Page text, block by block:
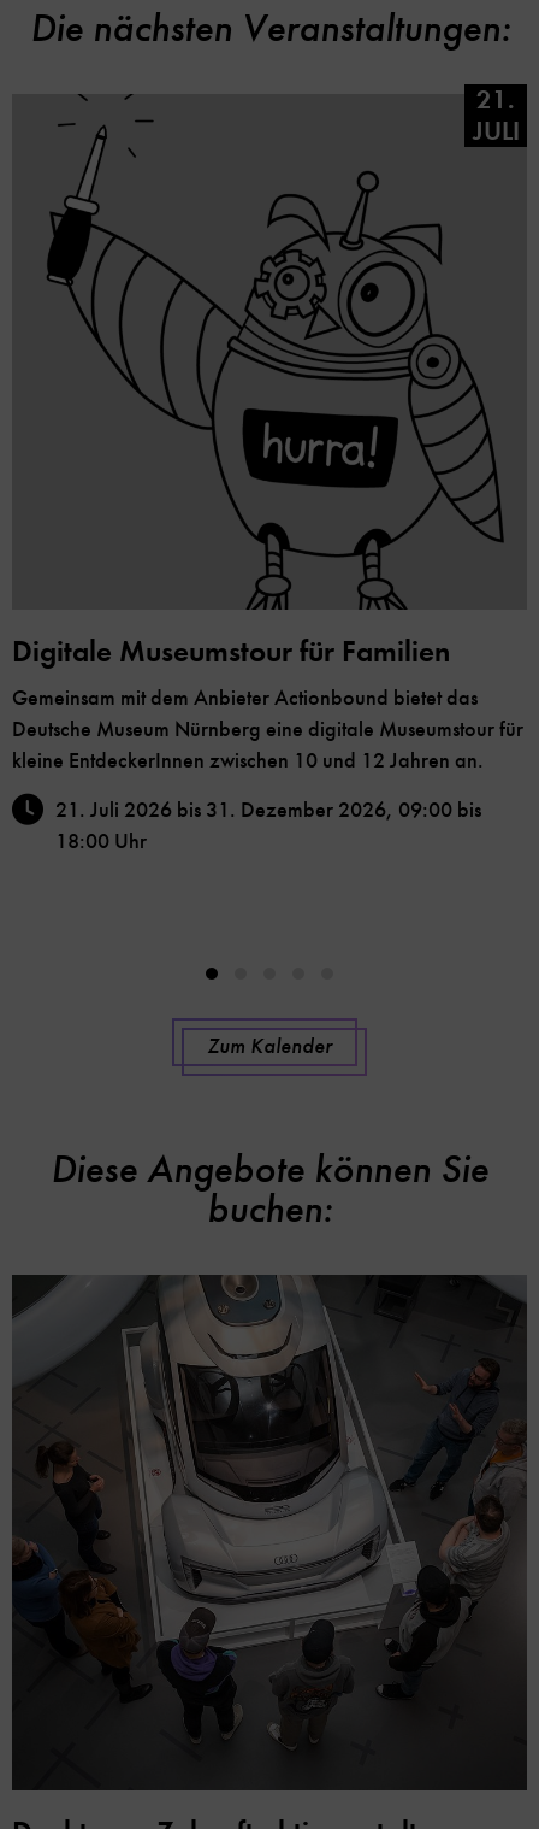
Die nächsten Veranstaltungen:
21.
JULI
Digitale Museumstour für Familien
Gemeinsam mit dem Anbieter Actionbound bietet das
Deutsche Museum Nürnberg eine digitale Museumstour für
kleine EntdeckerInnen zwischen 10 und 12 Jahren an.
21. Juli 2026 bis 31. Dezember 2026, 09:00 bis
18:00 Uhr
Zum Kalender
Diese Angebote können Sie
buchen: